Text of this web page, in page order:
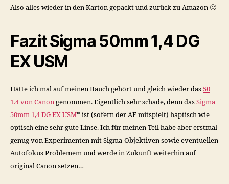
Also alles wieder in den Karton gepackt und zurück zu Amazon 🙁
Fazit Sigma 50mm 1,4 DG
EX USM
Hätte ich mal auf meinen Bauch gehört und gleich wieder das50
1.4 von Canon genommen. Eigentlich sehr schade, denn dasSigma
50mm 1,4 DG EX USM* ist (sofern der AF mitspielt) haptisch wie
optisch eine sehr gute Linse. Ich für meinen Teil habe aber erstmal
genug von Experimenten mit Sigma-Objektiven sowie eventuellen
Autofokus Problemem und werde in Zukunft weiterhin auf
original Canon setzen…